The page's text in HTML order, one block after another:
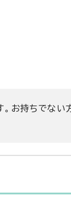
。お持ちでない